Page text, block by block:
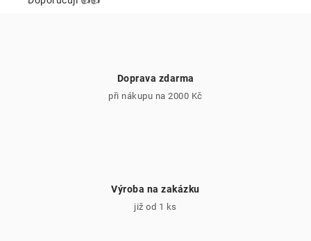
Naše katalogy
Doprava zdarma
při nákupu na 2000 Kč
Výroba na zakázku
již od 1 ks